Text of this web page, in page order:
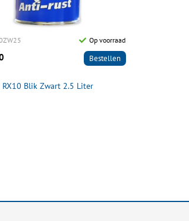
Op voorraad
Bestellen
RX10 Blik Zwart 2.5 Liter